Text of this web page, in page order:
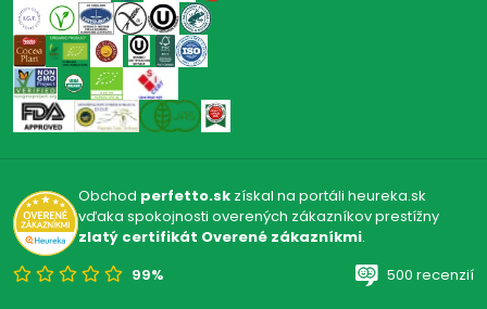
Obchod perfetto.skzískal na portáli heureka.sk
vďaka spokojnosti overených zákazníkov prestížny
zlatý certifikát Overené zákazníkmi.
99%
500 recenzií